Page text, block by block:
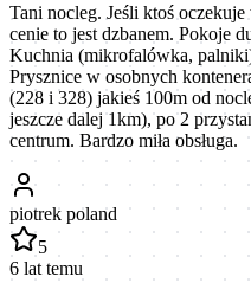
Tani nocleg. Jeśli ktoś
cenie to jest dzbanem. Pokoje
Kuchnia (mikrofalówka,
Prysznice w osobnych
(228 i 328) jakieś 100m od
jeszcze dalej 1km), po 2
centrum. Bardzo miła obsługa.
piotrek poland
5
6 lat temu